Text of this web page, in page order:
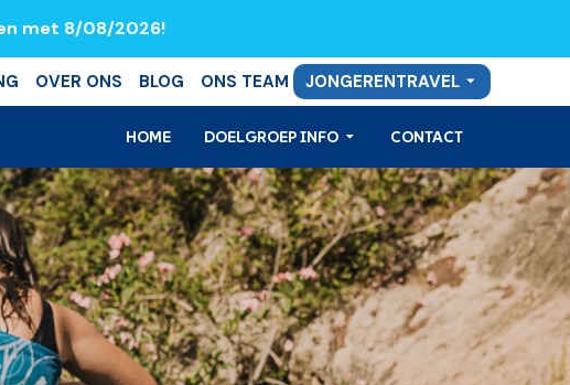
met 8/08/2026!
OVER ONS BLOG ONS TEAM JONGERENTRAVEL
HOME DOELGROEP INFO CONTACT